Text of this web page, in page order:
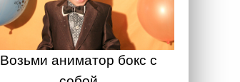
Возьми аниматор бокс с